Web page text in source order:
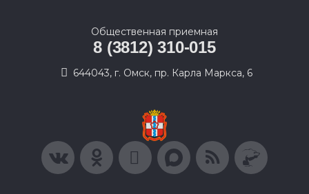
Общественная приемная
8 (3812) 310-015
644043, г. Омск, пр. Карла Маркса, 6